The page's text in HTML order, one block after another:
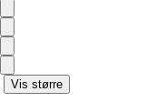
Vis større